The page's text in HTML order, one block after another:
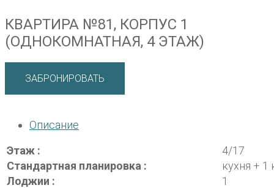
КВАРТИРА №81, КОРПУС 1
(ОДНОКОМНАТНАЯ, 4 ЭТАЖ)
ЗАБРОНИРОВАТЬ
Описание
Этаж :
4/17
Стандартная планировка :
кухня + 1
Лоджии :
1